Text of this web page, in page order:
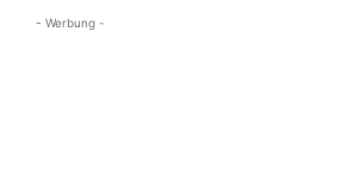
- Werbung -